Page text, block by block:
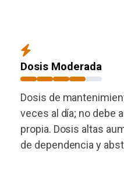
Dosis Moderada
Dosis de
veces al día; no debe
propia. Dosis altas
de dependencia y